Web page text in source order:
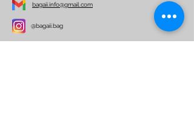
bagaii.info@gmail.com
@bagaii.bag